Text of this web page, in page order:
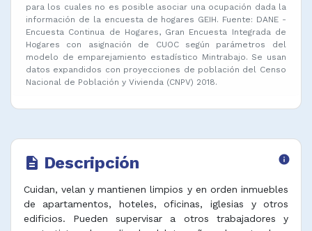
para los cuales no es posible asociar una ocupación dada la
información de la encuesta de hogares GEIH. Fuente: DANE -
Encuesta Continua de Hogares, Gran Encuesta Integrada de
Hogares con asignación de CUOC según parámetros del
modelo de emparejamiento estadístico Mintrabajo. Se usan
datos expandidos con proyecciones de población del Censo
Nacional de Población y Vivienda (CNPV) 2018.
description Descripción info
Cuidan, velan y mantienen limpios y en orden inmuebles
de apartamentos, hoteles, oficinas, iglesias y otros
edificios. Pueden supervisar a otros trabajadores y